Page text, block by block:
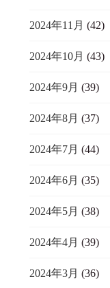
2024年11月 (42)
2024年10月 (43)
2024年9月 (39)
2024年8月 (37)
2024年7月 (44)
2024年6月 (35)
2024年5月 (38)
2024年4月 (39)
2024年3月 (36)